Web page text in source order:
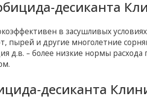
десиканта
в засушливых
пырей и другие многолетние
д.в. – более низкие нормы
десиканта